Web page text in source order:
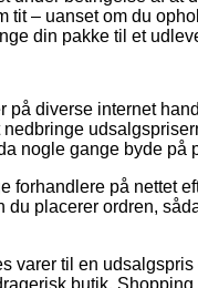
tit – uanset om du
din pakke til et
diverse internet
nogle gange byde på
forhandlere på nettet
placerer ordren,
varer til en udsalgspris
butik. Shopping